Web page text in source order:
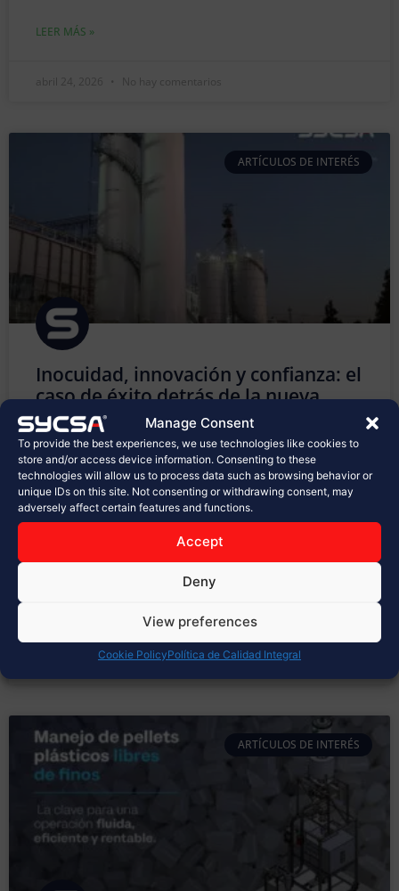
Manage Consent
To provide the best experiences, we use technologies like cookies to
store and/or access device information. Consenting to these
technologies will allow us to process data such as browsing behavior or
unique IDs on this site. Not consenting or withdrawing consent, may
adversely affect certain features and functions.
Accept
Deny
View preferences
Cookie PolicyPolítica de Calidad Integral
LEER MÁS »
abril 24, 2026 No hay comentarios
ARTÍCULOS DE INTERÉS
Inocuidad, innovación y confianza: el
caso de éxito detrás de la nueva
planta de Sabritas en Celaya
En la industria alimentaria, cada detalle cuenta.
Desde la selección de materias primas hasta el
empaque final, los procesos deben cumplir con los
más altos estándares de calidad, inocuidad y
seguridad. Hoy, en SYCSA®, celebramos con orgullo la
inauguración de la nueva planta de PepsiCo, Sabritas
marzo 31, 2026 No hay comentarios
ARTÍCULOS DE INTERÉS